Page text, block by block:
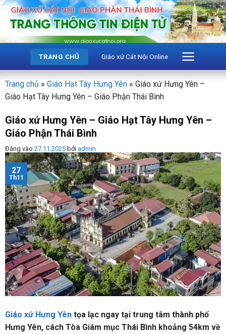
Bỏ
qua
dung
TRANG CHỦ Giáo xứ Cát Nội Online
Trang chủ » Giáo Hạt Tây Hưng Yên » Giáo xứ Hưng Yên –
Giáo Hạt Tây Hưng Yên – Giáo Phận Thái Bình
Giáo xứ Hưng Yên – Giáo Hạt Tây Hưng Yên –
Giáo Phận Thái Bình
Đăng vào 27.11.2025 bởi admin
27
Th11
Giáo xứ Hưng Yên tọa lạc ngay tại trung tâm thành phố
Hưng Yên, cách Tòa Giám mục Thái Bình khoảng 54km về